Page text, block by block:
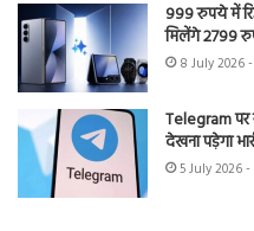
999 रुपये में
मिलेंगे 2799
8 July 2026
Telegram
देखना पड़ेगा
5 July 2026